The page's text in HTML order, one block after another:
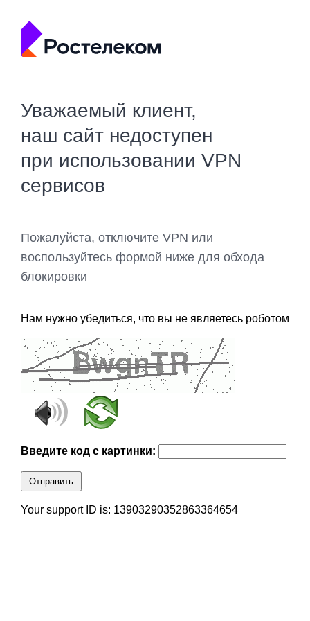
Уважаемый клиент,
наш сайт недоступен
при использовании VPN
сервисов
Пожалуйста, отключите VPN или
воспользуйтесь формой ниже для обхода
блокировки
Нам нужно убедиться, что вы не являетесь роботом
Введите код с картинки:
Отправить
Your support ID is: 13903290352863364654